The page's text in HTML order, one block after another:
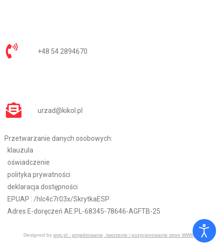
+48 54 2894670
urzad@kikol.pl
Przetwarzanie danych osobowych:
klauzula
oświadczenie
polityka prywatności
deklaracja dostępności
EPUAP : /hlc4c7r03x/SkrytkaESP
Adres E-doręczeń AE:PL-68345-78646-AGFTB-25
Designed by wvp.pl - projektowanie, tworzenie i pozycjonowanie stron WWW